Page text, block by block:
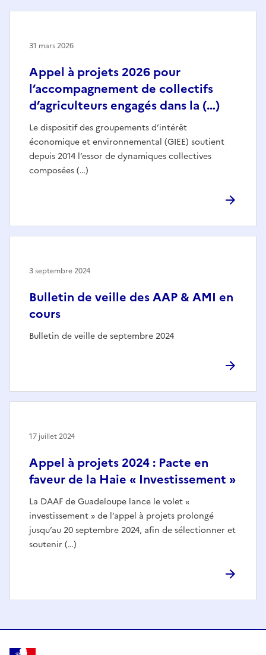
Appel à projets 2026 pour
l’accompagnement de collectifs
d’agriculteurs engagés dans la (…)
Le dispositif des groupements d’intérêt
économique et environnemental (GIEE) soutient
depuis 2014 l’essor de dynamiques collectives
composées (…)
31 mars 2026
Bulletin de veille des AAP & AMI en
cours
Bulletin de veille de septembre 2024
3 septembre 2024
Appel à projets 2024 : Pacte en
faveur de la Haie « Investissement »
La DAAF de Guadeloupe lance le volet «
investissement » de l’appel à projets prolongé
jusqu’au 20 septembre 2024, afin de sélectionner et
soutenir (…)
17 juillet 2024